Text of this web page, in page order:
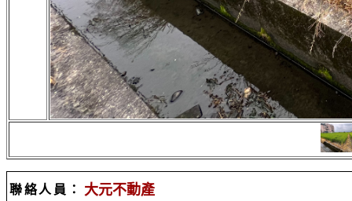
聯絡人員： 大元不動產